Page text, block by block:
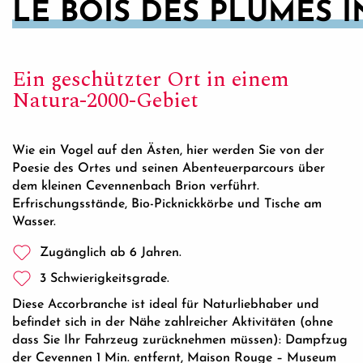
LE BOIS DES PLUMES
Ein geschützter Ort in einem
Natura-2000-Gebiet
Wie ein Vogel auf den Ästen, hier werden Sie von der
Poesie des Ortes und seinen Abenteuerparcours über
dem kleinen Cevennenbach Brion verführt.
Erfrischungsstände, Bio-Picknickkörbe und Tische am
Wasser.
Zugänglich ab 6 Jahren.
3 Schwierigkeitsgrade.
Diese Accorbranche ist ideal für Naturliebhaber und
befindet sich in der Nähe zahlreicher Aktivitäten (ohne
dass Sie Ihr Fahrzeug zurücknehmen müssen): Dampfzug
der Cevennen 1 Min. entfernt, Maison Rouge – Museum